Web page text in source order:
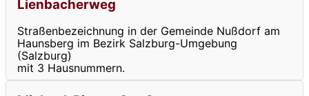
Lienbacherweg
Straßenbezeichnung in der Gemeinde Nußdorf am
Haunsberg im Bezirk Salzburg-Umgebung
(Salzburg)
mit 3 Hausnummern.